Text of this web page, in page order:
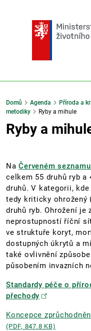
Domů Agenda Příroda a
metodiky
Ryby a mihule
Ryby a
NaČerveném
celkem 55 druhů ryb a
druhů. V kategorii,
tedy kriticky ohrožený
druhů ryb. Ohrožení je
neprostupností říční
ve struktuře koryt,
dostupných úkrytů a
také ovlivnění
působením invazních
Standardy péče o
přechody
Koncepce
(PDF, 847.8 KB)